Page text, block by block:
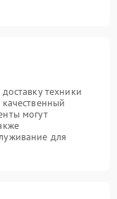
техники
могут
для